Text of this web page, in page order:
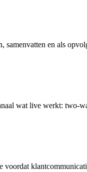
samenvatten en als
wat live werkt: two-
voordat